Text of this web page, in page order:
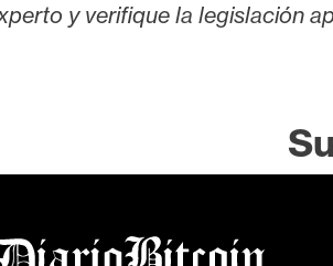
y verifique la legislación